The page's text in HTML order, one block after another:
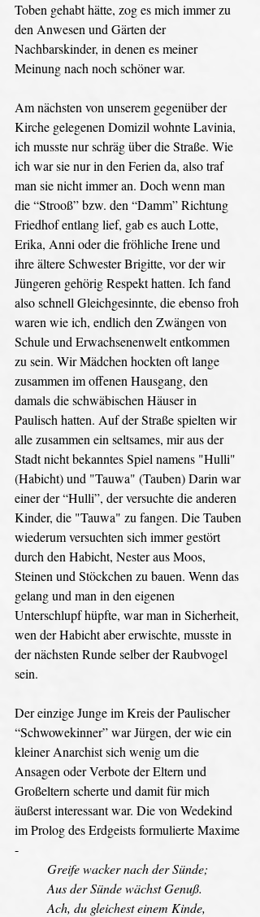
Toben gehabt hätte, zog es mich immer zu
den Anwesen und Gärten der
Nachbarskinder, in denen es meiner
Meinung nach noch schöner war.
Am nächsten von unserem gegenüber der
Kirche gelegenen Domizil wohnte Lavinia,
ich musste nur schräg über die Straße. Wie
ich war sie nur in den Ferien da, also traf
man sie nicht immer an. Doch wenn man
die “Strooß” bzw. den “Damm” Richtung
Friedhof entlang lief, gab es auch Lotte,
Erika, Anni oder die fröhliche Irene und
ihre ältere Schwester Brigitte, vor der wir
Jüngeren gehörig Respekt hatten. Ich fand
also schnell Gleichgesinnte, die ebenso froh
waren wie ich, endlich den Zwängen von
Schule und Erwachsenenwelt entkommen
zu sein. Wir Mädchen hockten oft lange
zusammen im offenen Hausgang, den
damals die schwäbischen Häuser in
Paulisch hatten. Auf der Straße spielten wir
alle zusammen ein seltsames, mir aus der
Stadt nicht bekanntes Spiel namens "Hulli"
(Habicht) und "Tauwa" (Tauben) Darin war
einer der “Hulli”, der versuchte die anderen
Kinder, die "Tauwa" zu fangen. Die Tauben
wiederum versuchten sich immer gestört
durch den Habicht, Nester aus Moos,
Steinen und Stöckchen zu bauen. Wenn das
gelang und man in den eigenen
Unterschlupf hüpfte, war man in Sicherheit,
wen der Habicht aber erwischte, musste in
der nächsten Runde selber der Raubvogel
sein.
Der einzige Junge im Kreis der Paulischer
“Schwowekinner” war Jürgen, der wie ein
kleiner Anarchist sich wenig um die
Ansagen oder Verbote der Eltern und
Großeltern scherte und damit für mich
äußerst interessant war. Die von Wedekind
im Prolog des Erdgeists formulierte Maxime
-
Greife wacker nach der Sünde;
Aus der Sünde wächst Genuß.
Ach, du gleichest einem Kinde,